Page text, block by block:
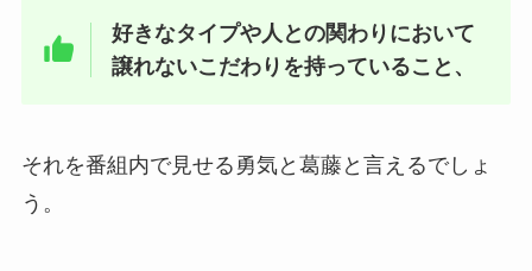
好きなタイプや人との関わりにおいて
譲れないこだわりを持っていること、
それを番組内で見せる勇気と葛藤と言えるでしょ
う。